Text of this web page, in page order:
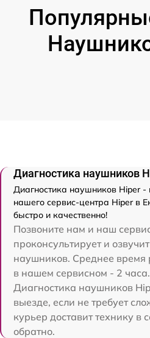
Диагностика наушников
Диагностика наушников Hiper
нашего сервис-центра Hiper в
быстро и качественно!
Позвоните нам и наш
проконсультирует и
наушников. Среднее время
в нашем сервисном - 2 часа.
Диагностика наушников
выезде, если не требует
курьер доставит технику в
обратно.